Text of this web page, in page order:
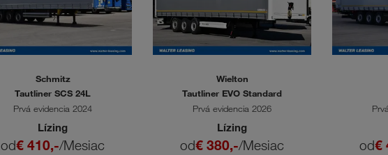
Schmitz
Tautliner SCS 24L
Prvá evidencia 2024
Lízing
od€ 410,-/Mesiac
Wielton
Tautliner EVO Standard
Prvá evidencia 2026
Lízing
od€ 380,-/Mesiac od€